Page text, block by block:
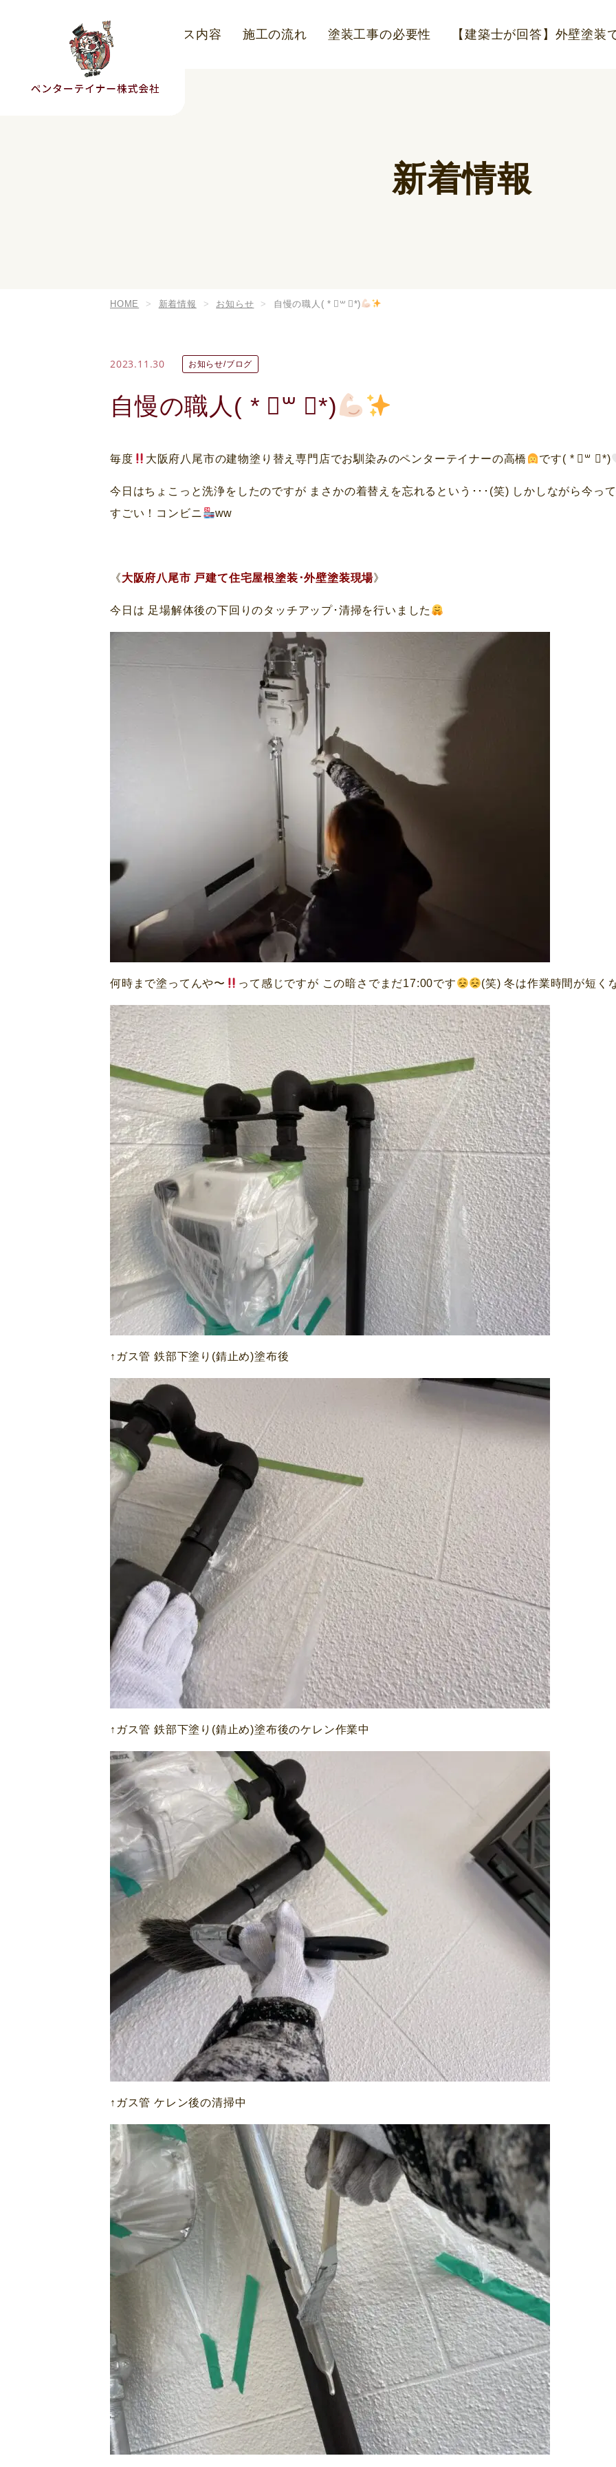
こだわり サービス内容 施工の流れ 塗装工事の必要性 【建築士が回答】外壁塗
新着情報
HOME 新着情報 お知らせ 自慢の職人( * ॑꒳ ॑*)
2023.11.30 お知らせ/ブログ
自慢の職人( * ॑꒳ ॑*)
毎度 大阪府八尾市の建物塗り替え専門店でお馴染みのペンターテイナーの高橋 です( * ॑꒳ ॑*)‪
今日はちょこっと洗浄をしたのですが まさかの着替えを忘れるという･･･(笑) しかしながら今っ
すごい！コンビニ
ww
《大阪府八尾市 戸建て住宅屋根塗装･外壁塗装現場》
今日は 足場解体後の下回りのタッチアップ･清掃を行いました
何時まで塗ってんや〜 って感じですが この暗さでまだ17:00です (笑) 冬は作業時間が短く
↑ガス管 鉄部下塗り(錆止め)塗布後
↑ガス管 鉄部下塗り(錆止め)塗布後のケレン作業中
↑ガス管 ケレン後の清掃中